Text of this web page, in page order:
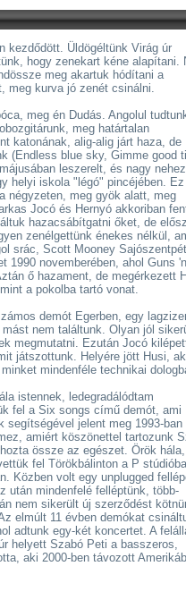
kezdődött. Üldögéltünk Virág úr
hogy zenekart kéne alapítani.
meg akartuk hódítani a
meg kurva jó zenét csinálni.
meg én Dudás. Angolul
meg határtalan
katonának, alig-alig járt haza, de
(Endless blue sky, Gimme good
leszerelt, és nagy
helyi iskola "légó" pincéjében.
négyzeten, meg gyök alatt, meg
Jocó és Hernyó akkoriban
hazacsábítgatni őket, de
zenélgettünk énekes nélkül,
srác, Scott Mooney
1990 novemberében, ahol Guns
ő hazament, de megérkezett
a pokolba tartó vonat.
demót Egerben, egy
nem találtunk. Olyan jól
megmutatni. Ezután Jocó
játszottunk. Helyére jött Husi,
mindenféle technikai
istennek, ledegradálódtam
fel a Six songs című demót, ami
segítségével jelent meg 1993-ban
amiért köszönettel tartozunk
össze az egészet. Örök hála,
fel Törökbálinton a P
Közben volt egy unplugged
után mindenfelé felléptünk, több-
nem sikerült új szerződést
elmúlt 11 évben demókat
adtunk egy-két koncertet. A
helyett Szabó Peti a basszeros,
aki 2000-ben távozott